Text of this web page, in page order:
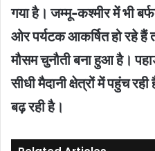
गया है। जम्मू-कश्मीर में भी
ओर पर्यटक आकर्षित हो रहे हैं
मौसम चुनौती बना हुआ है।
सीधी मैदानी क्षेत्रों में पहुंच
बढ़ रही है।